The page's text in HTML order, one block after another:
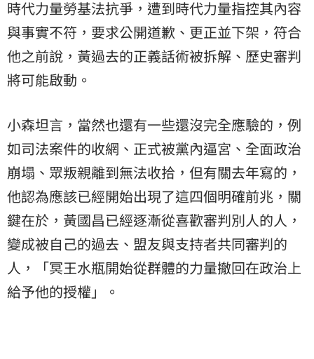
時代力量勞基法抗爭，遭到時代力量指控其內容
與事實不符，要求公開道歉、更正並下架，符合
他之前說，黃過去的正義話術被拆解、歷史審判
將可能啟動。
小森坦言，當然也還有一些還沒完全應驗的，例
如司法案件的收網、正式被黨內逼宮、全面政治
崩塌、眾叛親離到無法收拾，但有關去年寫的，
他認為應該已經開始出現了這四個明確前兆，關
鍵在於，黃國昌已經逐漸從喜歡審判別人的人，
變成被自己的過去、盟友與支持者共同審判的
人，「冥王水瓶開始從群體的力量撤回在政治上
給予他的授權」。